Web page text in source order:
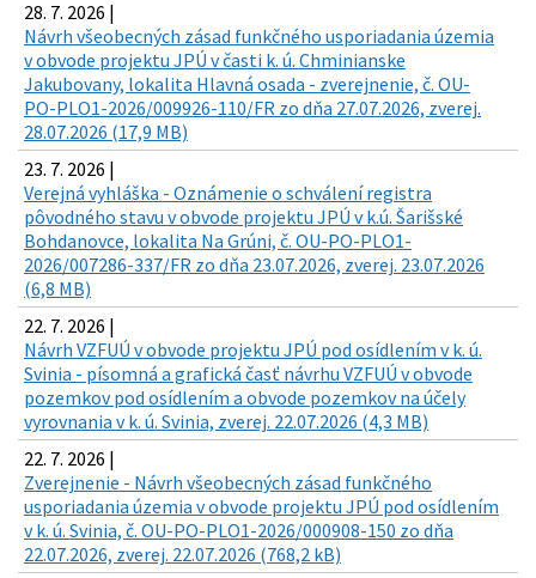
28. 7. 2026 |
Návrh všeobecných zásad funkčného usporiadania územia
v obvode projektu JPÚ v časti k. ú. Chminianske
Jakubovany, lokalita Hlavná osada - zverejnenie, č. OU-
PO-PLO1-2026/009926-110/FR zo dňa 27.07.2026, zverej.
28.07.2026 (17,9 MB)
23. 7. 2026 |
Verejná vyhláška - Oznámenie o schválení registra
pôvodného stavu v obvode projektu JPÚ v k.ú. Šarišské
Bohdanovce, lokalita Na Grúni, č. OU-PO-PLO1-
2026/007286-337/FR zo dňa 23.07.2026, zverej. 23.07.2026
(6,8 MB)
22. 7. 2026 |
Návrh VZFUÚ v obvode projektu JPÚ pod osídlením v k. ú.
Svinia - písomná a grafická časť návrhu VZFUÚ v obvode
pozemkov pod osídlením a obvode pozemkov na účely
vyrovnania v k. ú. Svinia, zverej. 22.07.2026 (4,3 MB)
22. 7. 2026 |
Zverejnenie - Návrh všeobecných zásad funkčného
usporiadania územia v obvode projektu JPÚ pod osídlením
v k. ú. Svinia, č. OU-PO-PLO1-2026/000908-150 zo dňa
22.07.2026, zverej. 22.07.2026 (768,2 kB)